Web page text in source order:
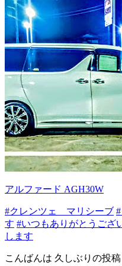
アルファード AGH30W
#クレンツェ マリシーブ
す #いつもありがとうござ
します
こんばんは 久しぶりの投